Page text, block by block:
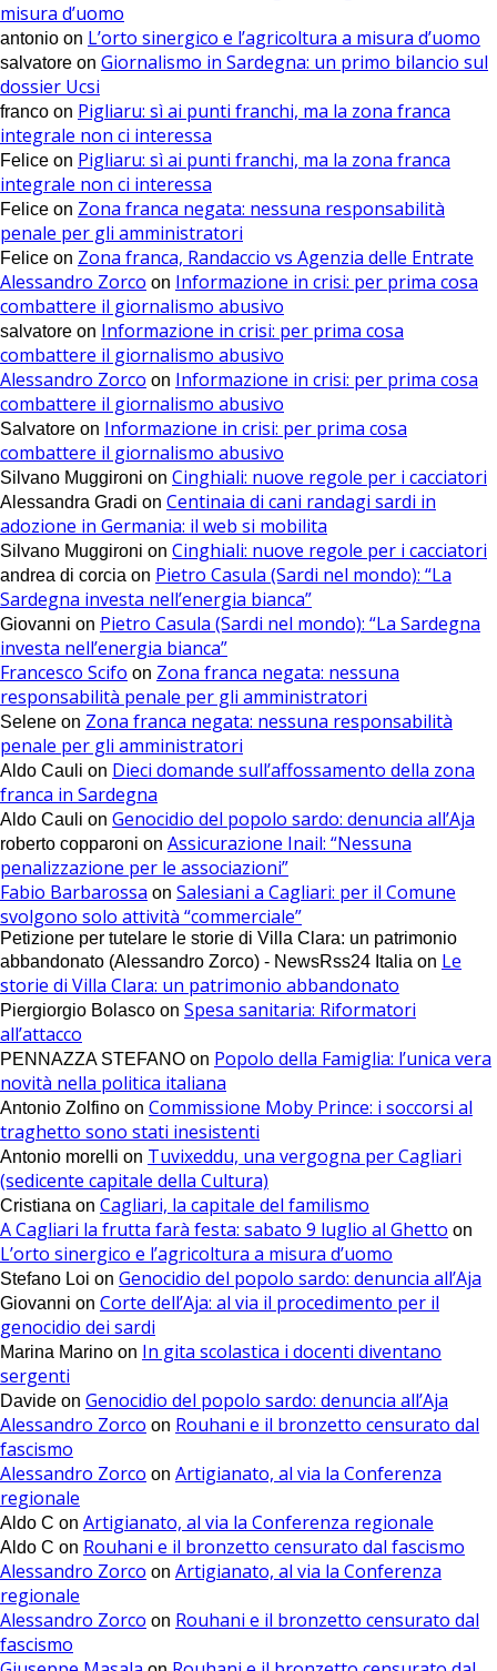
misura d’uomo
antonio on L’orto sinergico e l’agricoltura a misura d’uomo
salvatore on Giornalismo in Sardegna: un primo bilancio sul
dossier Ucsi
franco on Pigliaru: sì ai punti franchi, ma la zona franca
integrale non ci interessa
Felice on Pigliaru: sì ai punti franchi, ma la zona franca
integrale non ci interessa
Felice on Zona franca negata: nessuna responsabilità
penale per gli amministratori
Felice on Zona franca, Randaccio vs Agenzia delle Entrate
Alessandro Zorco on Informazione in crisi: per prima cosa
combattere il giornalismo abusivo
salvatore on Informazione in crisi: per prima cosa
combattere il giornalismo abusivo
Alessandro Zorco on Informazione in crisi: per prima cosa
combattere il giornalismo abusivo
Salvatore on Informazione in crisi: per prima cosa
combattere il giornalismo abusivo
Silvano Muggironi on Cinghiali: nuove regole per i cacciatori
Alessandra Gradi on Centinaia di cani randagi sardi in
adozione in Germania: il web si mobilita
Silvano Muggironi on Cinghiali: nuove regole per i cacciatori
andrea di corcia on Pietro Casula (Sardi nel mondo): “La
Sardegna investa nell’energia bianca”
Giovanni on Pietro Casula (Sardi nel mondo): “La Sardegna
investa nell’energia bianca”
Francesco Scifo on Zona franca negata: nessuna
responsabilità penale per gli amministratori
Selene on Zona franca negata: nessuna responsabilità
penale per gli amministratori
Aldo Cauli on Dieci domande sull’affossamento della zona
franca in Sardegna
Aldo Cauli on Genocidio del popolo sardo: denuncia all’Aja
roberto copparoni on Assicurazione Inail: “Nessuna
penalizzazione per le associazioni”
Fabio Barbarossa on Salesiani a Cagliari: per il Comune
svolgono solo attività “commerciale”
Petizione per tutelare le storie di Villa Clara: un patrimonio
abbandonato (Alessandro Zorco) - NewsRss24 Italia on Le
storie di Villa Clara: un patrimonio abbandonato
Piergiorgio Bolasco on Spesa sanitaria: Riformatori
all’attacco
PENNAZZA STEFANO on Popolo della Famiglia: l’unica vera
novità nella politica italiana
Antonio Zolfino on Commissione Moby Prince: i soccorsi al
traghetto sono stati inesistenti
Antonio morelli on Tuvixeddu, una vergogna per Cagliari
(sedicente capitale della Cultura)
Cristiana on Cagliari, la capitale del familismo
A Cagliari la frutta farà festa: sabato 9 luglio al Ghetto on
L’orto sinergico e l’agricoltura a misura d’uomo
Stefano Loi on Genocidio del popolo sardo: denuncia all’Aja
Giovanni on Corte dell’Aja: al via il procedimento per il
genocidio dei sardi
Marina Marino on In gita scolastica i docenti diventano
sergenti
Davide on Genocidio del popolo sardo: denuncia all’Aja
Alessandro Zorco on Rouhani e il bronzetto censurato dal
fascismo
Alessandro Zorco on Artigianato, al via la Conferenza
regionale
Aldo C on Artigianato, al via la Conferenza regionale
Aldo C on Rouhani e il bronzetto censurato dal fascismo
Alessandro Zorco on Artigianato, al via la Conferenza
regionale
Alessandro Zorco on Rouhani e il bronzetto censurato dal
fascismo